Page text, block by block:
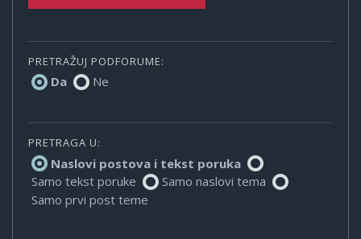
PRETRAŽUJ PODFORUME:
Da Ne
PRETRAGA U:
Naslovi postova i tekst poruka
Samo tekst poruke
Samo naslovi tema
Samo prvi post teme